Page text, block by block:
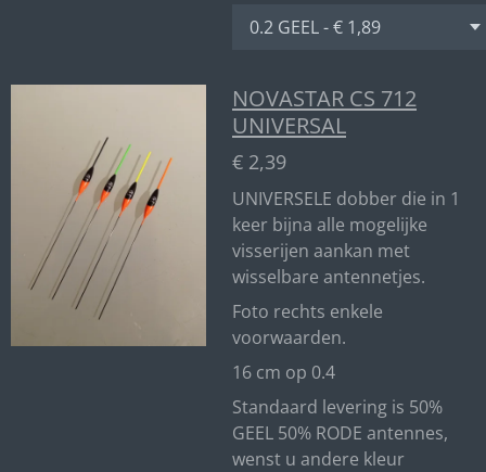
NOVASTAR CS 712
UNIVERSAL
€ 2,39
UNIVERSELE dobber die in 1
keer bijna alle mogelijke
visserijen aankan met
wisselbare antennetjes.
Foto rechts enkele
voorwaarden.
16 cm op 0.4
Standaard levering is 50%
GEEL 50% RODE antennes,
wenst u andere kleur